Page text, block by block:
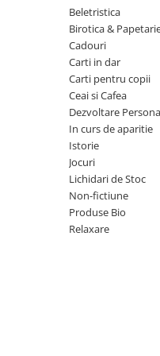
Numerologie
Paranormal
Parapsihologie
ReConnect
ScienceConnection
SelfConnect
Beletristica
Birotica &
Cadouri
Carti in dar
Carti pentru copii
Ceai si Cafea
Dezvoltare
In curs de aparitie
Istorie
Jocuri
Lichidari de Stoc
Non-fictiune
Produse Bio
Relaxare